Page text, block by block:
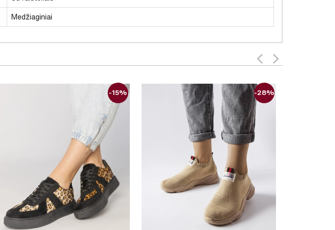
Medžiaginiai
-15% -28%